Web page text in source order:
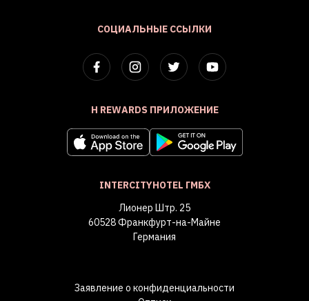
СОЦИАЛЬНЫЕ ССЫЛКИ
H REWARDS ПРИЛОЖЕНИЕ
INTERCITYHOTEL ГМБХ
Лионер Штр. 25
60528 Франкфурт-на-Майне
Германия
Заявление о конфиденциальности